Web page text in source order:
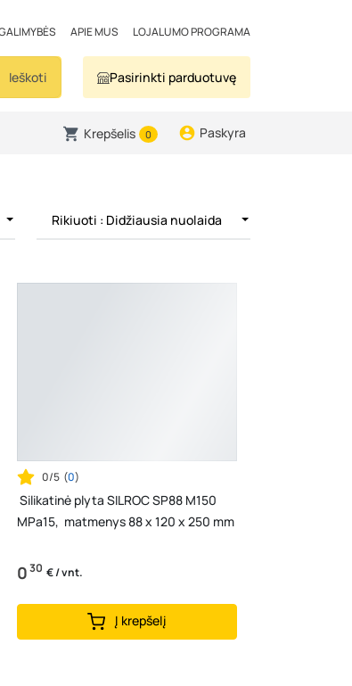
APIE MUS LOJALUMO PROGRAMA
Ieškoti Pasirinkti parduotuvę
Krepšelis 0 Paskyra
Rikiuoti : Didžiausia nuolaida
0/5 (0)
Silikatinė plyta SILROC SP88 M150
MPa15, matmenys 88 x 120 x 250 mm
030 € / vnt.
Į krepšelį